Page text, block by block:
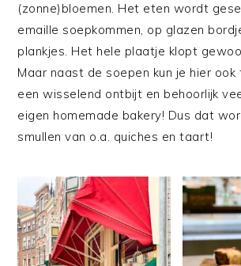
(zonne)bloemen. Het eten wordt
emaille soepkommen, op glazen
plankjes. Het hele plaatje klopt
Maar naast de soepen kun je hier
een wisselend ontbijt en behoorlijk
eigen homemade bakery! Dus dat
smullen van o.a. quiches en taart!